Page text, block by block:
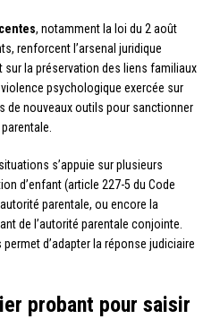
, notamment la loi du 2 août
renforcent l’arsenal juridique
sur la préservation des liens familiaux
psychologique exercée sur
de nouveaux outils pour sanctionner
s’appuie sur plusieurs
d’enfant (article 227-5 du Code
parentale, ou encore la
de l’autorité parentale conjointe.
d’adapter la réponse judiciaire
probant pour saisir